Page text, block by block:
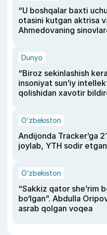
“U boshqalar baxti
otasini kutgan aktrisa
Ahmedovaning
Dunyo
“Biroz sekinlashish
insoniyat sun’iy
qolishidan xavotir
O‘zbekiston
Andijonda Tracker’ga
joylab, YTH sodir
O‘zbekiston
“Sakkiz qator she’rim
bo‘lgan”. Abdulla
asrab qolgan voqea